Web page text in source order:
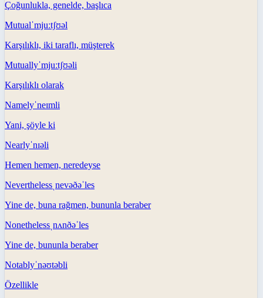
Çoğunlukla, genelde, başlıca
Mutualˈmjuːtʃʊəl
Karşılıklı, iki taraflı, müşterek
Mutuallyˈmjuːtʃʊəli
Karşılıklı olarak
Namelyˈneɪmli
Yani, şöyle ki
Nearlyˈnɪəli
Hemen hemen, neredeyse
Nevertheless ˌnevəðəˈles
Yine de, buna rağmen, bununla beraber
Nonetheless ˌnʌnðəˈles
Yine de, bununla beraber
Notablyˈnəʊtəbli
Özellikle